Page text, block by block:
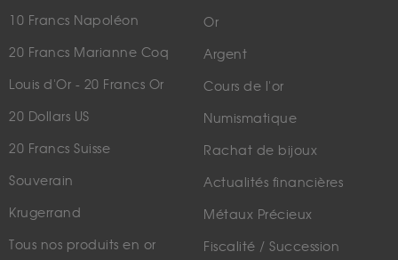
10 Francs Napoléon
20 Francs Marianne Coq
Louis d'Or - 20 Francs Or
20 Dollars US
20 Francs Suisse
Souverain
Krugerrand
Tous nos produits en or
Or
Argent
Cours de l'or
Numismatique
Rachat de bijoux
Actualités financières
Métaux Précieux
Fiscalité / Succession